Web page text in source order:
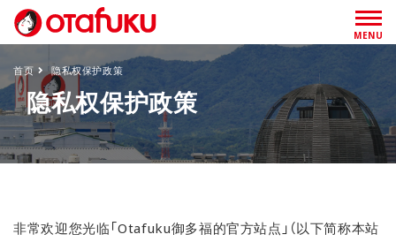
MENU
首页 隐私权保护政策
隐私权保护政策
非常欢迎您光临「Otafuku御多福的官方站点」（以下简称本站